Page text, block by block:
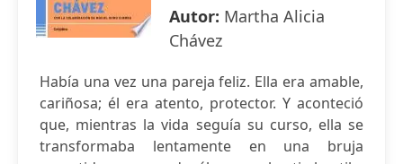
Autor: Martha Alicia
Chávez
Había una vez una pareja feliz. Ella era amable,
cariñosa; él era atento, protector. Y aconteció
que, mientras la vida seguía su curso, ella se
transformaba lentamente en una bruja